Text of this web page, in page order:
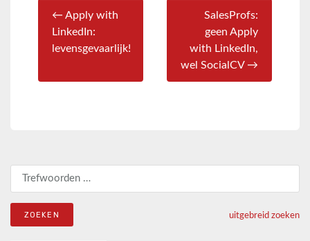
← Apply with
LinkedIn:
levensgevaarlijk!
SalesProfs:
geen Apply
with LinkedIn,
wel SocialCV →
Zoeken naar:
uitgebreid zoeken